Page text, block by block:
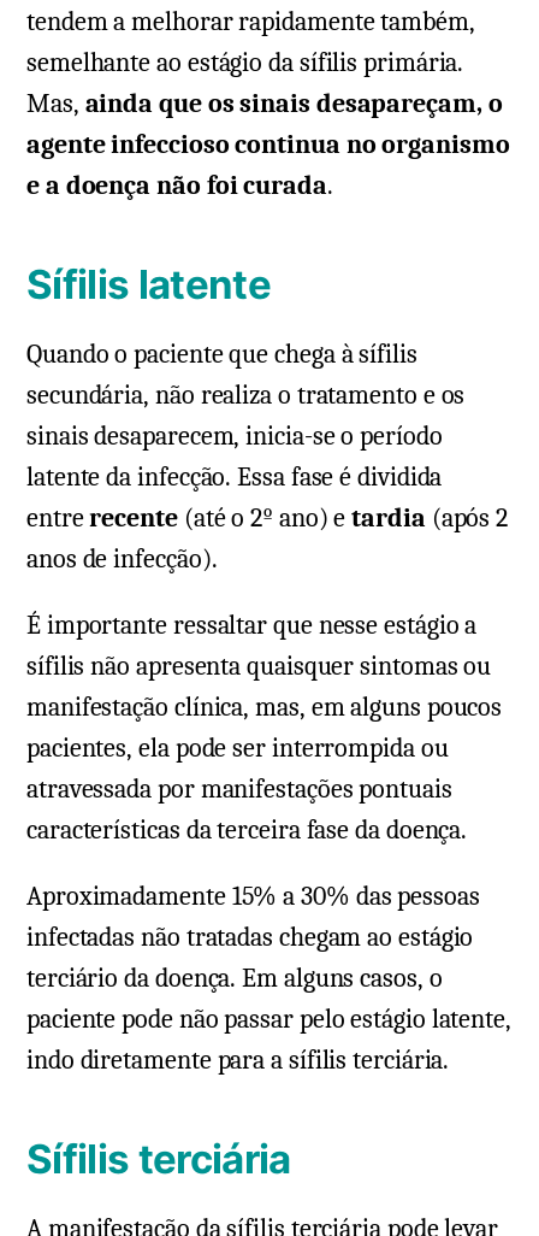
tendem a melhorar rapidamente também,
semelhante ao estágio da sífilis primária.
Mas, ainda que os sinais desapareçam, o
agente infeccioso continua no organismo
e a doença não foi curada.
Sífilis latente
Quando o paciente que chega à sífilis
secundária, não realiza o tratamento e os
sinais desaparecem, inicia-se o período
latente da infecção. Essa fase é dividida
entrerecente(até o 2º ano) etardia (após 2
anos de infecção).
É importante ressaltar que nesse estágio a
sífilis não apresenta quaisquer sintomas ou
manifestação clínica, mas, em alguns poucos
pacientes, ela pode ser interrompida ou
atravessada por manifestações pontuais
características da terceira fase da doença.
Aproximadamente 15% a 30% das pessoas
infectadas não tratadas chegam ao estágio
terciário da doença. Em alguns casos, o
paciente pode não passar pelo estágio latente,
indo diretamente para a sífilis terciária.
Sífilis terciária
A manifestação da sífilis terciária pode levar